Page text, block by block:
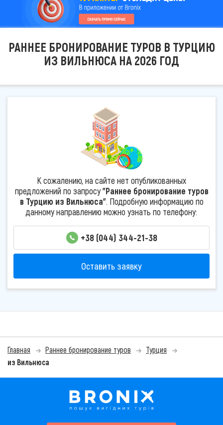
РАННЕЕ БРОНИРОВАНИЕ ТУРОВ В ТУРЦИЮ
ИЗ ВИЛЬНЮСА НА 2026 ГОД
К сожалению, на сайте нет опубликованных
предложений по запросу"Раннее бронирование туров
в Турцию из Вильнюса". Подробную информацию по
данному направлению можно узнать по телефону:
+38 (044) 344-21-38
Оставить заявку
Главная Раннее бронирование туров
Турция
из Вильнюса